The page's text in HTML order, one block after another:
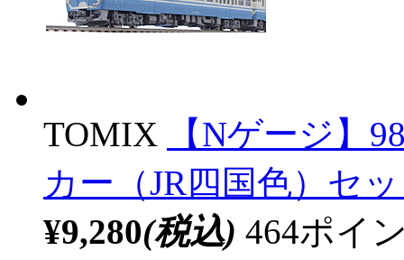
TOMIX
【Nゲージ】
カー（JR四国色）セ
¥9,280(税込) 464ポイ